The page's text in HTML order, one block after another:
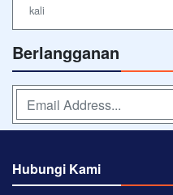
kali
Berlangganan
Hubungi Kami